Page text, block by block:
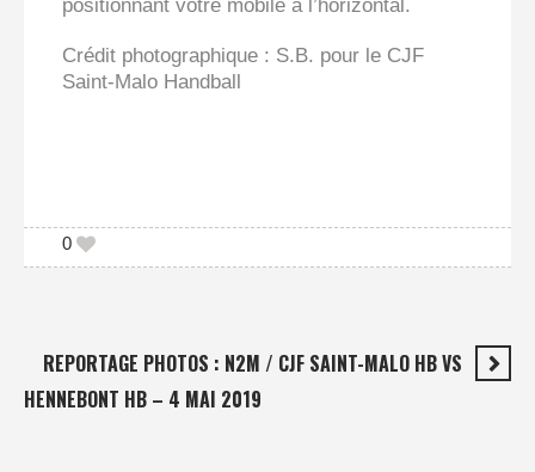
positionnant votre mobile à l’horizontal.
Crédit photographique : S.B. pour le CJF
Saint-Malo Handball
0
REPORTAGE PHOTOS : N2M / CJF SAINT-MALO HB VS
HENNEBONT HB – 4 MAI 2019